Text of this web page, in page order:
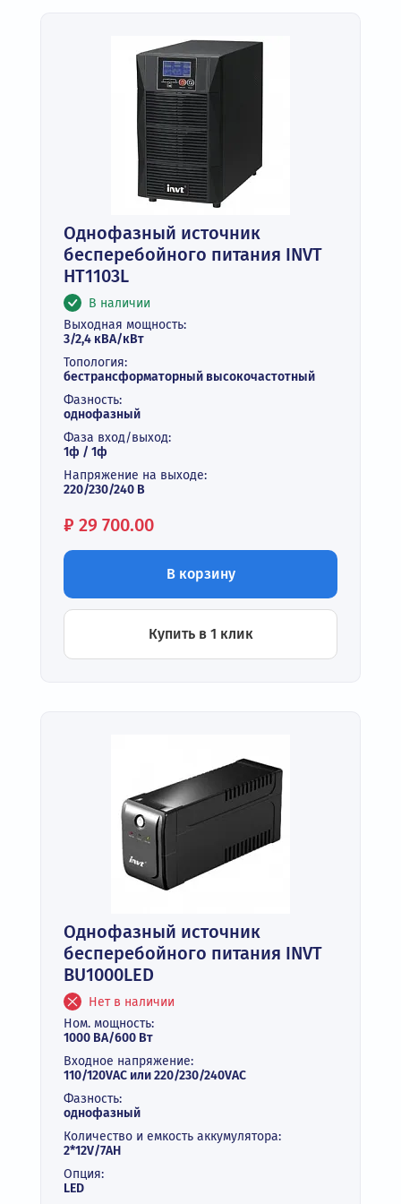
Однофазный источник
бесперебойного питания INVT
HT1103L
В наличии
Выходная мощность:
3/2,4 кВА/кВт
Топология:
бестрансформаторный высокочастотный
Фазность:
однофазный
Фаза вход/выход:
1ф / 1ф
Напряжение на выходе:
220/230/240 В
Цена:
₽ 29 700.00
В корзину
Купить в 1 клик
Однофазный источник
бесперебойного питания INVT
BU1000LED
Нет в наличии
Ном. мощность:
1000 ВА/600 Вт
Входное напряжение:
110/120VAC или 220/230/240VAC
Фазность:
однофазный
Количество и емкость аккумулятора:
2*12V/7AH
Опция:
LED